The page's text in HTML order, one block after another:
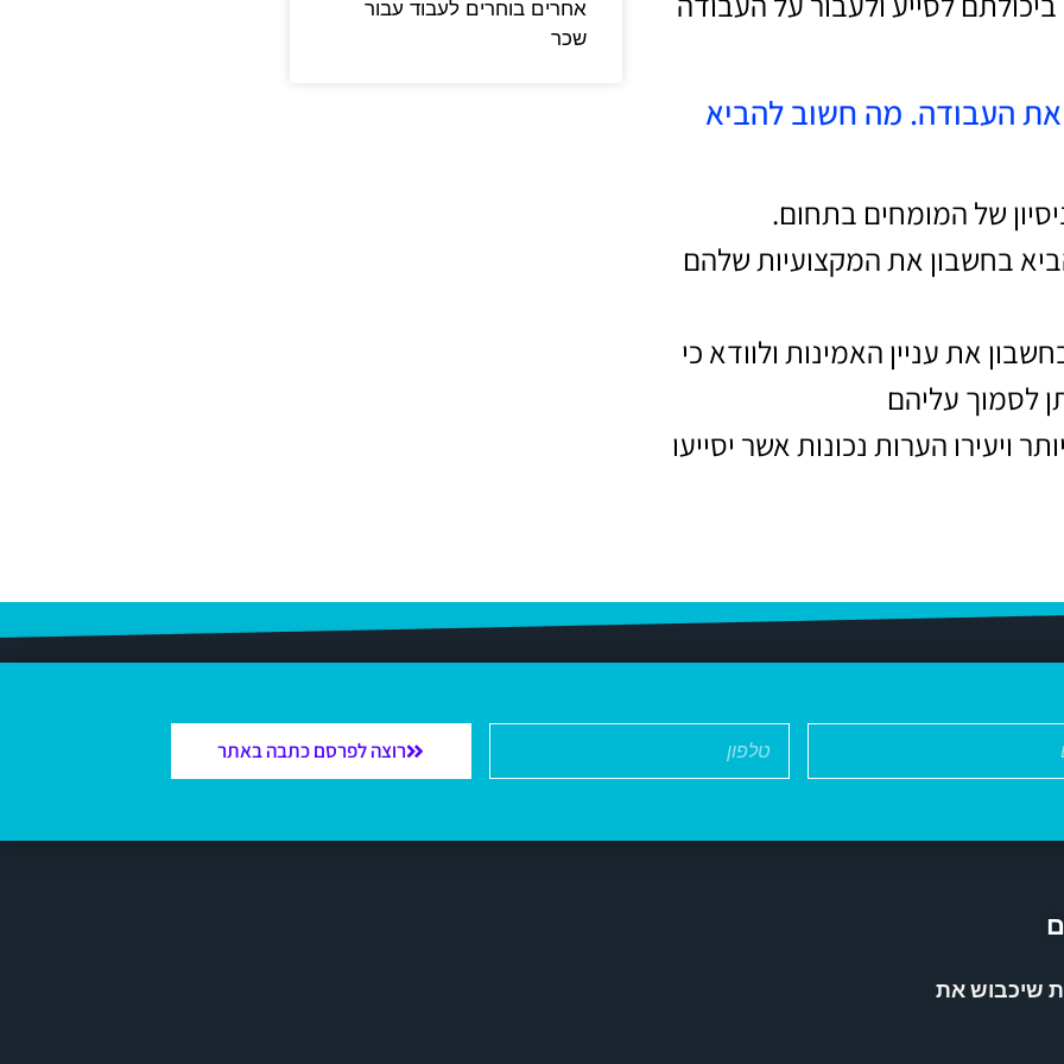
את העבודה. מה חשוב להביא
של המומחים בתחום.
בחשבון את המקצועיות שלהם
את עניין האמינות ולוודא כי
לסמוך עליהם
ויעירו הערות נכונות אשר יסייעו
אחרים בוחרים לעבוד עבור
שכר
רוצה לפרסם כתבה באתר
שמנת שיכבוש את